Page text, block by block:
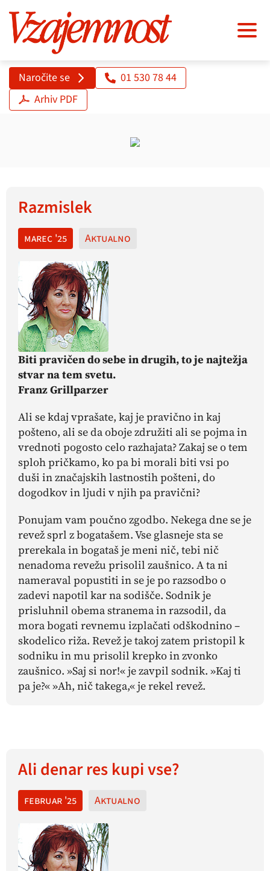
Naročite se
01 530 78 44
Arhiv PDF
Razmislek
marec '25 Aktualno
Biti pravičen do sebe in drugih, to je najtežja
stvar na tem svetu.
Franz Grillparzer
Ali se kdaj vprašate, kaj je pravično in kaj
pošteno, ali se da oboje združiti ali se pojma in
vrednoti pogosto celo razhajata? Zakaj se o tem
sploh pričkamo, ko pa bi morali biti vsi po
duši in značajskih lastnostih pošteni, do
dogodkov in ljudi v njih pa pravični?
Ponujam vam poučno zgodbo. Nekega dne se je
revež sprl z bogatašem. Vse glasneje sta se
prerekala in bogataš je meni nič, tebi nič
nenadoma revežu prisolil zaušnico. A ta ni
nameraval popustiti in se je po razsodbo o
zadevi napotil kar na sodišče. Sodnik je
prisluhnil obema stranema in razsodil, da
mora bogati revnemu izplačati odškodnino –
skodelico riža. Revež je takoj zatem pristopil k
sodniku in mu prisolil krepko in zvonko
zaušnico. »Saj si nor!« je zavpil sodnik. »Kaj ti
pa je?« »Ah, nič takega,« je rekel revež.
Ali denar res kupi vse?
februar '25 Aktualno